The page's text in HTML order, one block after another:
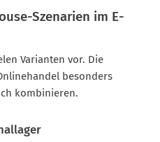
Szenarien im E-
Varianten vor. Die
besonders
kombinieren.